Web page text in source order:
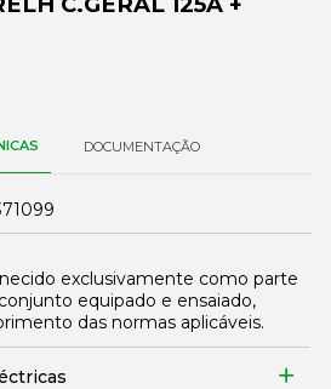
DOCUMENTAÇÃO
exclusivamente como parte
equipado e ensaiado,
das normas aplicáveis.